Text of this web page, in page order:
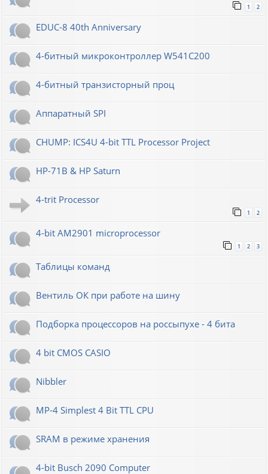
1 2
EDUC-8 40th Anniversary
4-битный микроконтроллер W541C200
4-битный транзисторный проц
Аппаратный SPI
CHUMP: ICS4U 4-bit TTL Processor Project
HP-71B & HP Saturn
4-trit Processor
1 2
4-bit AM2901 microprocessor
1 2 3
Таблицы команд
Вентиль ОК при работе на шину
Подборка процессоров на россыпухе - 4 бита
4 bit CMOS CASIO
Nibbler
MP-4 Simplest 4 Bit TTL CPU
SRAM в режиме хранения
4-bit Busch 2090 Computer